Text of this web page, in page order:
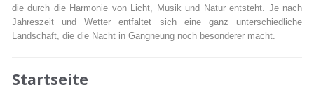
die durch die Harmonie von Licht, Musik und Natur entsteht. Je nach
Jahreszeit und Wetter entfaltet sich eine ganz unterschiedliche
Landschaft, die die Nacht in Gangneung noch besonderer macht.
Startseite